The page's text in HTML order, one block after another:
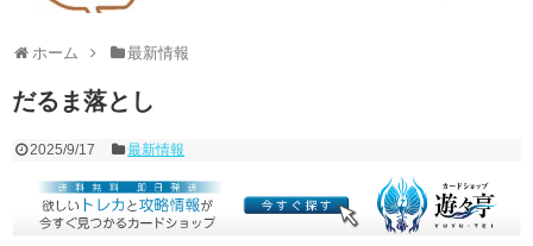
ホーム 最新情報
だるま落とし
2025/9/17 最新情報